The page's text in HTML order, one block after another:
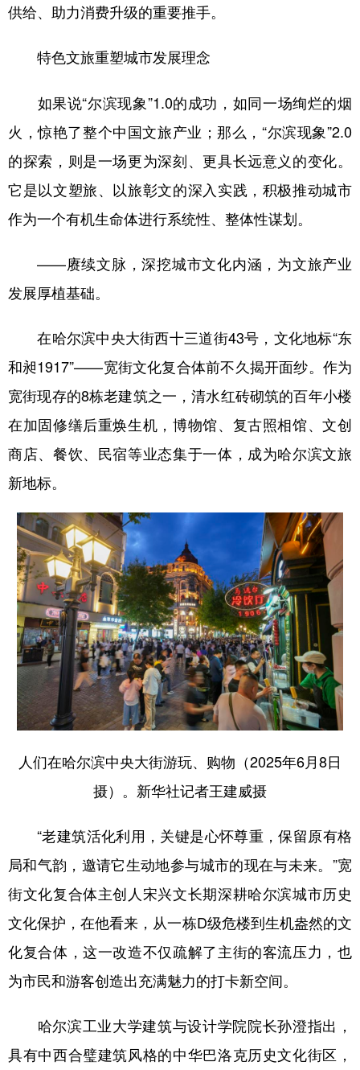
供给、助力消费升级的重要推手。
特色文旅重塑城市发展理念
如果说“尔滨现象”1.0的成功，如同一场绚烂的烟
火，惊艳了整个中国文旅产业；那么，“尔滨现象”2.0
的探索，则是一场更为深刻、更具长远意义的变化。
它是以文塑旅、以旅彰文的深入实践，积极推动城市
作为一个有机生命体进行系统性、整体性谋划。
——赓续文脉，深挖城市文化内涵，为文旅产业
发展厚植基础。
在哈尔滨中央大街西十三道街43号，文化地标“东
和昶1917”——宽街文化复合体前不久揭开面纱。作为
宽街现存的8栋老建筑之一，清水红砖砌筑的百年小楼
在加固修缮后重焕生机，博物馆、复古照相馆、文创
商店、餐饮、民宿等业态集于一体，成为哈尔滨文旅
新地标。
人们在哈尔滨中央大街游玩、购物（2025年6月8日
摄）。新华社记者王建威摄
“老建筑活化利用，关键是心怀尊重，保留原有格
局和气韵，邀请它生动地参与城市的现在与未来。”宽
街文化复合体主创人宋兴文长期深耕哈尔滨城市历史
文化保护，在他看来，从一栋D级危楼到生机盎然的文
化复合体，这一改造不仅疏解了主街的客流压力，也
为市民和游客创造出充满魅力的打卡新空间。
哈尔滨工业大学建筑与设计学院院长孙澄指出，
具有中西合璧建筑风格的中华巴洛克历史文化街区，